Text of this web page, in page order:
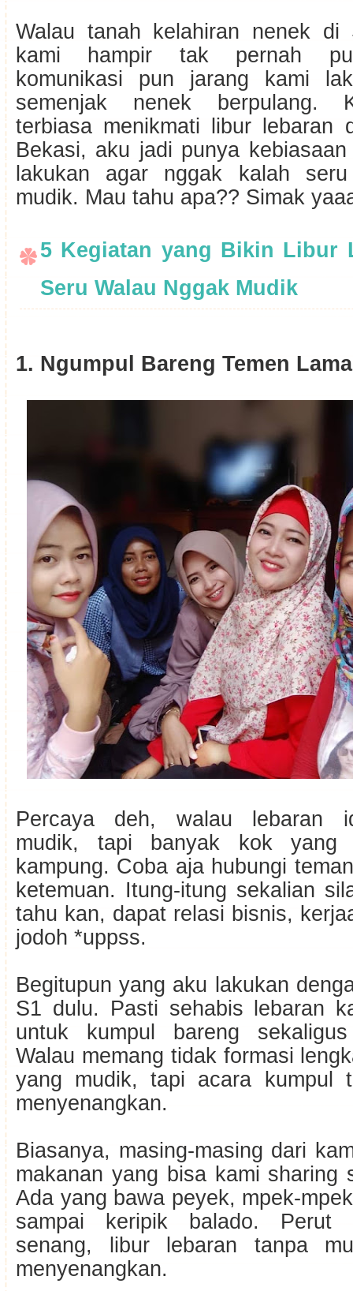
Walau tanah kelahiran nenek di
kami hampir tak pernah
komunikasi pun jarang kami
semenjak nenek berpulang.
terbiasa menikmati libur lebaran
Bekasi, aku jadi punya
lakukan agar nggak kalah
mudik. Mau tahu apa?? Simak
5 Kegiatan yang Bikin Libur
Seru Walau Nggak Mudik
1. Ngumpul Bareng Temen Lama
Percaya deh, walau lebaran
mudik, tapi banyak kok yang
kampung. Coba aja hubungi
ketemuan. Itung-itung sekalian
tahu kan, dapat relasi bisnis,
jodoh *uppss.
Begitupun yang aku lakukan
S1 dulu. Pasti sehabis lebaran
untuk kumpul bareng
Walau memang tidak formasi
yang mudik, tapi acara kumpul
menyenangkan.
Biasanya, masing-masing dari
makanan yang bisa kami sharing
Ada yang bawa peyek, mpek-
sampai keripik balado. Perut
senang, libur lebaran tanpa
menyenangkan.